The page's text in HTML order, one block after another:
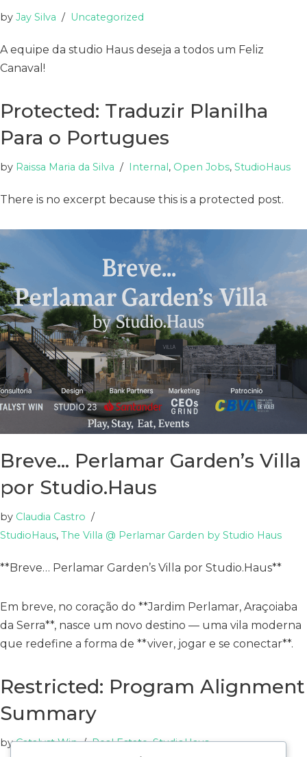
by Jay Silva Uncategorized
A equipe da studio Haus deseja a todos um Feliz
Canaval!
Protected: Traduzir Planilha
Para o Portugues
by Raissa Maria da Silva Internal, Open Jobs, StudioHaus
There is no excerpt because this is a protected post.
Breve… Perlamar Garden’s Villa
por Studio.Haus
by Claudia Castro
StudioHaus, The Villa @ Perlamar Garden by Studio Haus
**Breve… Perlamar Garden’s Villa por Studio.Haus**
Em breve, no coração do **Jardim Perlamar, Araçoiaba
da Serra**, nasce um novo destino — uma vila moderna
que redefine a forma de **viver, jogar e se conectar**.
Restricted: Program Alignment
Summary
byCatalyst Win Real Estate,StudioHaus